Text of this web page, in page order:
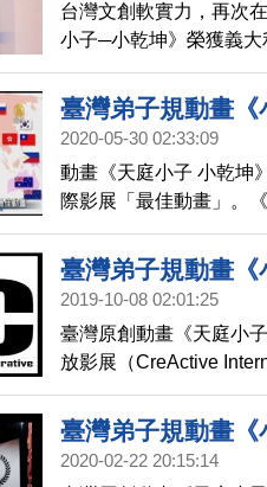
台灣文創軟實力，再次
小子─小乾坤》榮獲義
肯定，評審表示在色彩
臺灣弟子規動畫
畫
2020-05-30 02:33:09
動畫《天庭小子 小乾坤
際影展「最佳動畫」。
特色，至今已囊括全球
際影展「兒童節目金獎
臺灣弟子規動畫
影展
2019-10-08 02:01:25
臺灣原創動畫《天庭小
放影展（CreActive
臺灣弟子規動畫
圖
2020-02-22 20:15:14